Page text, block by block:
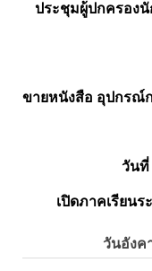
ประชุมผู้ปกครองนั
ขายหนังสือ อุปกรณ์ก
วันที่
เปิดภาคเรียนร
วันอังค